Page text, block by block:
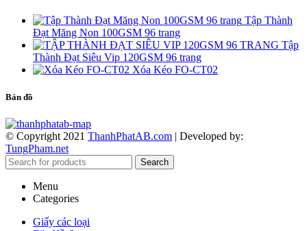
Tập Thành
Đạt Măng Non 100GSM 96 trang
Tập
Thành Đạt Siêu Vip 120GSM 96 trang
Xóa Kéo FO-CT02
Bản đồ
© Copyright 2021 ThanhPhatAB.com | Developed by:
TungPham.net
Search
Menu
Categories
Giấy các loại